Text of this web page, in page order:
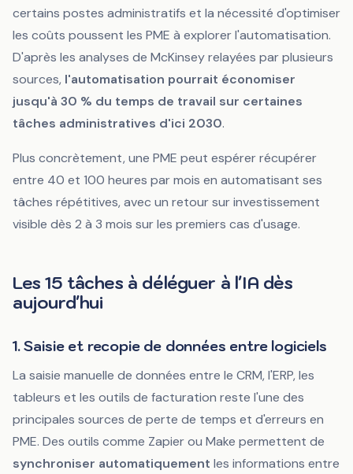
certains postes administratifs et la nécessité d'optimiser
les coûts poussent les PME à explorer l'automatisation.
D'après les analyses de McKinsey relayées par plusieurs
sources, l'automatisation pourrait économiser
jusqu'à 30 % du temps de travail sur certaines
tâches administratives d'ici 2030.
Plus concrètement, une PME peut espérer récupérer
entre 40 et 100 heures par mois en automatisant ses
tâches répétitives, avec un retour sur investissement
visible dès 2 à 3 mois sur les premiers cas d'usage.
Les 15 tâches à déléguer à l'IA dès
aujourd'hui
1. Saisie et recopie de données entre logiciels
La saisie manuelle de données entre le CRM, l'ERP, les
tableurs et les outils de facturation reste l'une des
principales sources de perte de temps et d'erreurs en
PME. Des outils comme Zapier ou Make permettent de
synchroniser automatiquement les informations entre